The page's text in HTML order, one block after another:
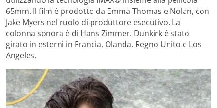
65mm. Il film è prodotto da Emma Thomas e Nolan, con
Jake Myers nel ruolo di produttore esecutivo. La
colonna sonora è di Hans Zimmer. Dunkirk è stato
girato in esterni in Francia, Olanda, Regno Unito e Los
Angeles.